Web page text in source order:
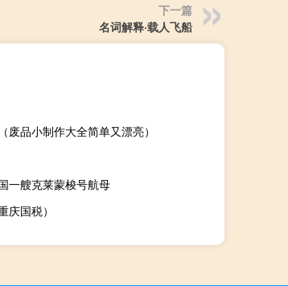
下一篇
名词解释·载人飞船
品小制作大全简单又漂亮）
一艘克莱蒙梭号航母
国税）